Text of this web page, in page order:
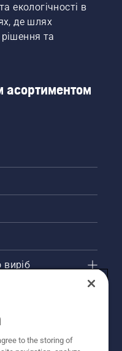
екологічності в
де шлях
та
to the storing of